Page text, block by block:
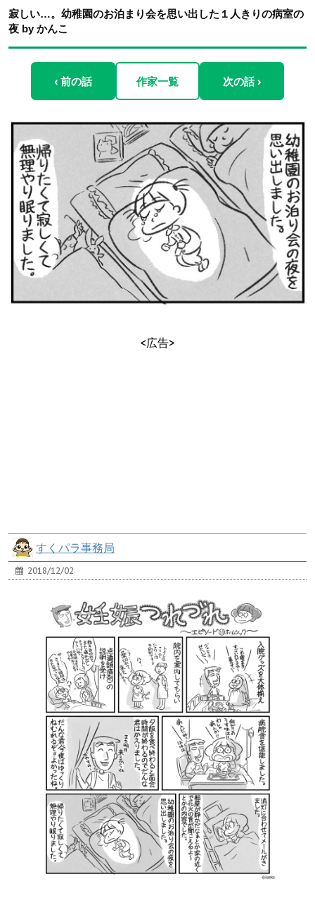
寂しい…。幼稚園のお泊まり会を思い出した１人きりの病室の
夜 by かんこ
‹ 前の話 作家一覧 次の話 ›
<広告>
すくパラ事務局
2018/12/02